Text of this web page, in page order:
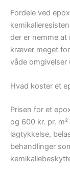
Fordele ved
der er nemme
kræver meget
våde omgivelser
Hvad koster et
Prisen for et
og 600 kr. pr.
lagtykkelse,
behandlinger